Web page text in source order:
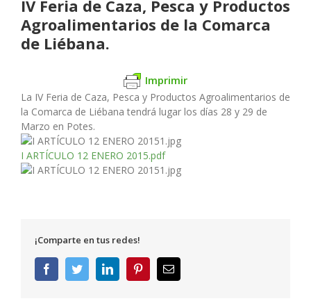
IV Feria de Caza, Pesca y Productos
Agroalimentarios de la Comarca
de Liébana.
Imprimir
La IV Feria de Caza, Pesca y Productos Agroalimentarios de
la Comarca de Liébana tendrá lugar los días 28 y 29 de
Marzo en Potes.
I ARTÍCULO 12 ENERO 2015.pdf
¡Comparte en tus redes!
FacebookTwitterLinkedInPinterestCorreo
electrónico